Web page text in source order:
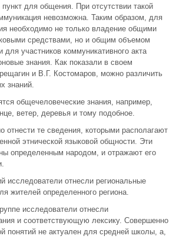
для общения. При отсутствии такой
невозможна. Таким образом, для
необходимо не только владение общими
средствами, но и общим объемом
участников коммуникативного акта
знания. Как показали в своем
и В.Г. Костомаров, можно различить
знаний.
общечеловеческие знания, например,
ветер, деревья и тому подобное.
отнести те сведения, которыми располагают
этнической языковой общности. Эти
определенным народом, и отражают его
исследователи отнесли региональные
жителей определенного региона.
исследователи отнесли
и соответствующую лексику. Совершенно
понятий не актуален для средней школы, а,